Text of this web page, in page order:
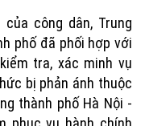
công dân, Trung
phố đã phối hợp với
tra, xác minh vụ
bị phản ánh thuộc
thành phố Hà Nội -